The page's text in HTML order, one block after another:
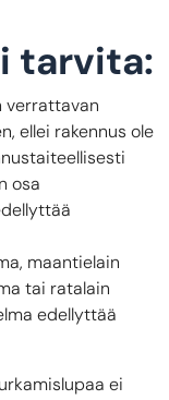
tarvita:
verrattavan
ellei rakennus ole
osa
maantielain
tai ratalain
edellyttää
ei